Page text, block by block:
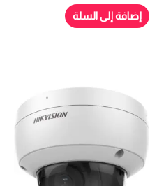
من
5
إضافة إلى السلة